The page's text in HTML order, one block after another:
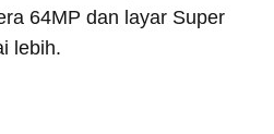
64MP dan layar Super
lebih.